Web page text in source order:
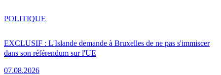
EXCLUSIF : L'Islande demande à Bruxelles de ne pas s'immiscer
dans son référendum sur l'UE
07.08.2026
POLITIQUE